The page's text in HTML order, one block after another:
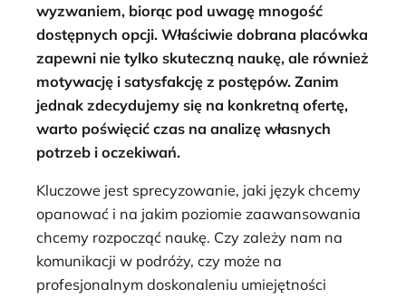
wyzwaniem, biorąc pod uwagę mnogość
dostępnych opcji. Właściwie dobrana placówka
zapewni nie tylko skuteczną naukę, ale również
motywację i satysfakcję z postępów. Zanim
jednak zdecydujemy się na konkretną ofertę,
warto poświęcić czas na analizę własnych
potrzeb i oczekiwań.
Kluczowe jest sprecyzowanie, jaki język chcemy
opanować i na jakim poziomie zaawansowania
chcemy rozpocząć naukę. Czy zależy nam na
komunikacji w podróży, czy może na
profesjonalnym doskonaleniu umiejętności